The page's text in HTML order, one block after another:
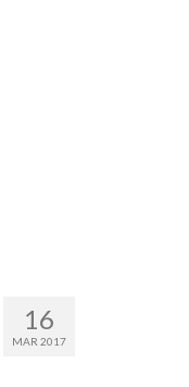
16
MAR 2017